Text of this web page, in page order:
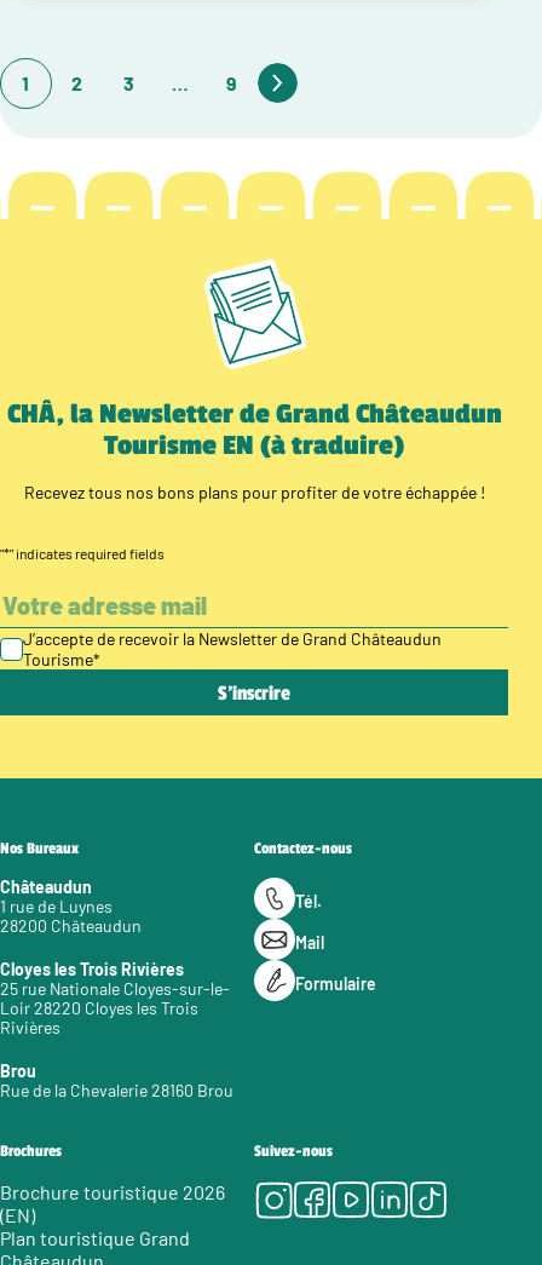
1 2 3 … 9
CHÂ, la Newsletter de Grand Châteaudun
Tourisme EN (à traduire)
Recevez tous nos bons plans pour profiter de votre échappée !
"*" indicates required fields
J’accepte de recevoir la Newsletter de Grand Châteaudun
Tourisme*
Nos Bureaux
Châteaudun
1 rue de Luynes
28200 Châteaudun
Cloyes les Trois Rivières
25 rue Nationale Cloyes-sur-le-
Loir 28220 Cloyes les Trois
Rivières
Brou
Rue de la Chevalerie 28160 Brou
Contactez-nous
Tél.
Mail
Formulaire
Brochures
Brochure touristique 2026
(EN)
Plan touristique Grand
Suivez-nous
Instagram
Facebook
Youtube
LinkedIn
Tiktok